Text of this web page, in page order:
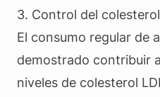
3. Control del colesterol
El consumo regular de
demostrado contribuir
niveles de colesterol